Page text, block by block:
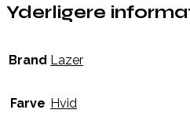
Yderligere
Brand Lazer
Farve Hvid